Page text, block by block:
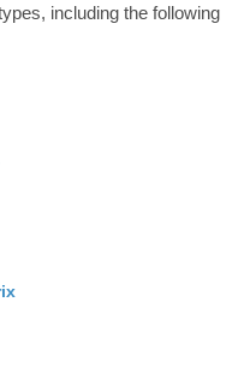
including the following.